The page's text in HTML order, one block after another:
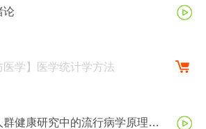
论
医学】医学统计学方法
群健康研究中的流行病学原理与